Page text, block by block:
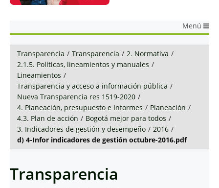
Menú
Transparencia / Transparencia / 2. Normativa /
2.1.5. Políticas, lineamientos y manuales /
Lineamientos /
Transparencia y acceso a información pública /
Nueva Transparencia res 1519-2020 /
4. Planeación, presupuesto e Informes / Planeación /
4.3. Plan de acción / Bogotá mejor para todos /
3. Indicadores de gestión y desempeño / 2016 /
d) 4-Infor indicadores de gestión octubre-2016.pdf
Transparencia